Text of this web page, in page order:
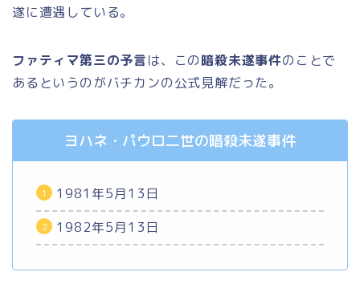
遂に遭遇している。
ファティマ第三の予言は、この暗殺未遂事件のことで
あるというのがバチカンの公式見解だった。
ヨハネ・パウロ二世の暗殺未遂事件
1981年5月13日
1982年5月13日